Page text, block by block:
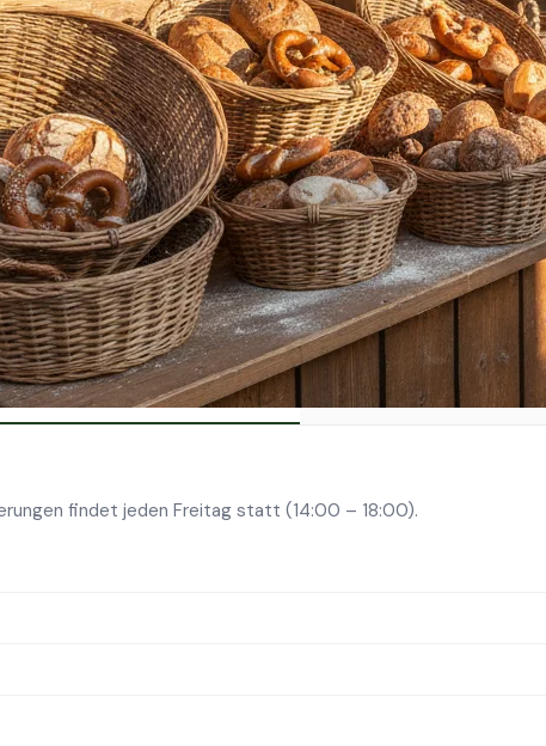
Standort
Beverungen
den Markt
findet jeden Freitag statt (14:00 – 18:00).